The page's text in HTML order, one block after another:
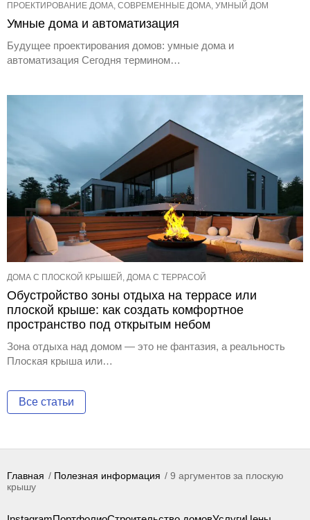
ПРОЕКТИРОВАНИЕ ДОМА, СОВРЕМЕННЫЕ ДОМА, УМНЫЙ ДОМ
Умные дома и автоматизация
Будущее проектирования домов: умные дома и
автоматизация Сегодня термином…
ДОМА С ПЛОСКОЙ КРЫШЕЙ, ДОМА С ТЕРРАСОЙ
Обустройство зоны отдыха на террасе или
плоской крыше: как создать комфортное
пространство под открытым небом
Зона отдыха над домом — это не фантазия, а реальность
Плоская крыша или…
Все статьи
Главная Полезная информация
9 аргументов за плоскую
крышу